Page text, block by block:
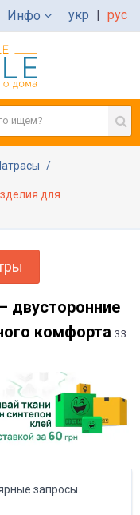
Инфо укр | рус
для
двусторонние
комфорта 33
запросы.